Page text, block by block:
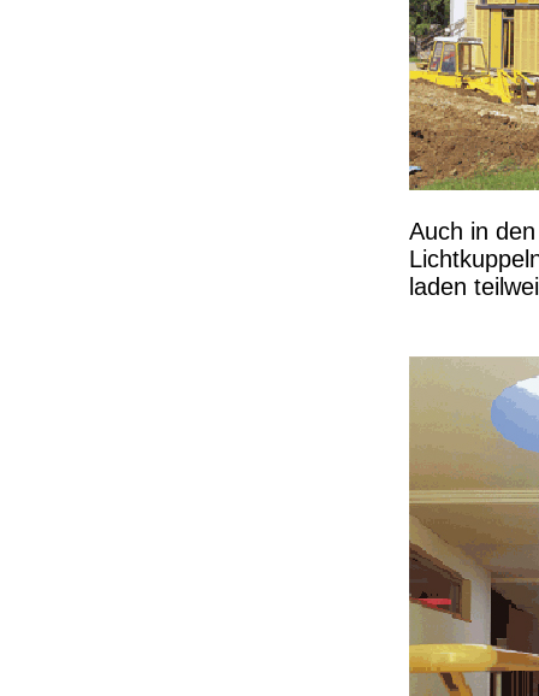
Auch in
laden